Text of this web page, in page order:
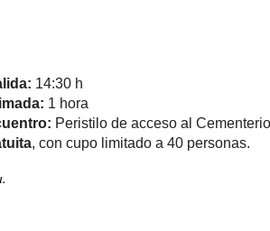
14:30 h
1 hora
Peristilo de acceso al
, con cupo limitado a 40 personas.